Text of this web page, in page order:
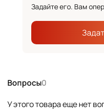
Вопросы0
У этого товара еще нет
Задайте его. Вам